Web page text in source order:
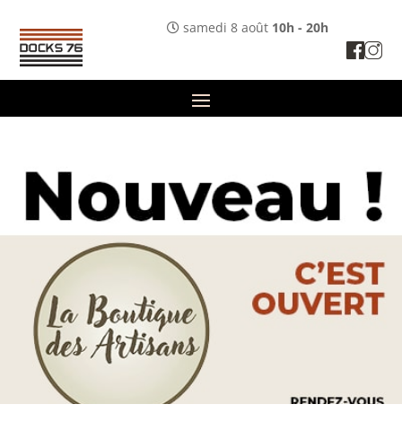
samedi 8 août 10h - 20h